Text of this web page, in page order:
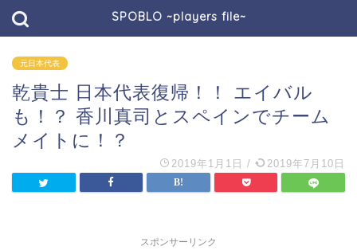
SPOBLO ~players file~
元日本代表
乾貴士 日本代表復帰！！ エイバル
も！？ 香川真司とスペインでチーム
メイトに！？
2019年1月1日 / 2019年7月10日
スポンサーリンク